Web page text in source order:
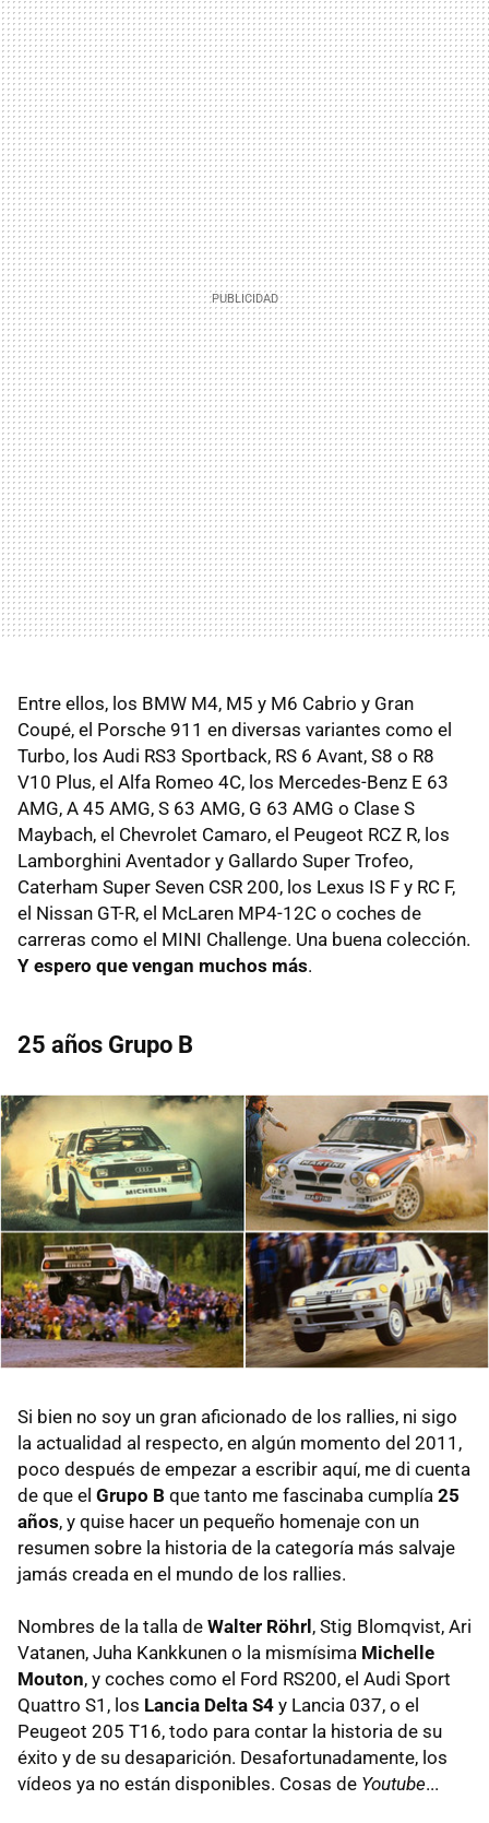
Entre ellos, los BMW M4, M5 y M6 Cabrio y Gran
Coupé, el Porsche 911 en diversas variantes como el
Turbo, los Audi RS3 Sportback, RS 6 Avant, S8 o R8
V10 Plus, el Alfa Romeo 4C, los Mercedes-Benz E 63
AMG, A 45 AMG, S 63 AMG, G 63 AMG o Clase S
Maybach, el Chevrolet Camaro, el Peugeot RCZ R, los
Lamborghini Aventador y Gallardo Super Trofeo,
Caterham Super Seven CSR 200, los Lexus IS F y RC F,
el Nissan GT-R, el McLaren MP4-12C o coches de
carreras como el MINI Challenge. Una buena colección.
Y espero que vengan muchos más.
25 años Grupo B
Si bien no soy un gran aficionado de los rallies, ni sigo
la actualidad al respecto, en algún momento del 2011,
poco después de empezar a escribir aquí, me di cuenta
de que el Grupo B que tanto me fascinaba cumplía 25
años, y quise hacer un pequeño homenaje con un
resumen sobre la historia de la categoría más salvaje
jamás creada en el mundo de los rallies.
Nombres de la talla de Walter Röhrl, Stig Blomqvist, Ari
Vatanen, Juha Kankkunen o la mismísima Michelle
Mouton, y coches como el Ford RS200, el Audi Sport
Quattro S1, los Lancia Delta S4 y Lancia 037, o el
Peugeot 205 T16, todo para contar la historia de su
éxito y de su desaparición. Desafortunadamente, los
vídeos ya no están disponibles. Cosas de Youtube...